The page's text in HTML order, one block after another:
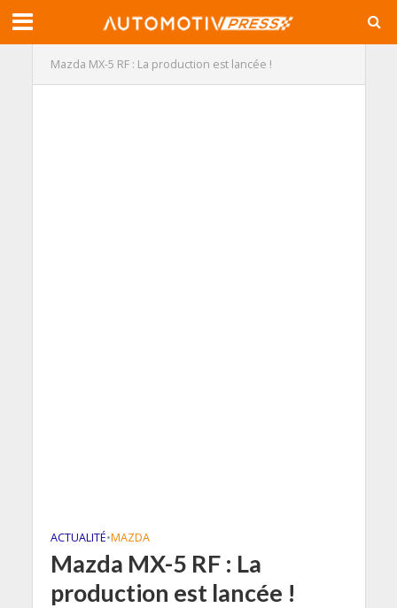
Mazda MX-5 RF : La production est lancée !
ACTUALITÉ•MAZDA
Mazda MX-5 RF : La
production est lancée !